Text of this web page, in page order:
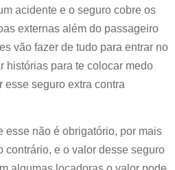
acidente e o seguro cobre os
externas além do passageiro
vão fazer de tudo para entrar no
histórias para te colocar medo
esse seguro extra contra
esse não é obrigatório, por mais
contrário, e o valor desse seguro